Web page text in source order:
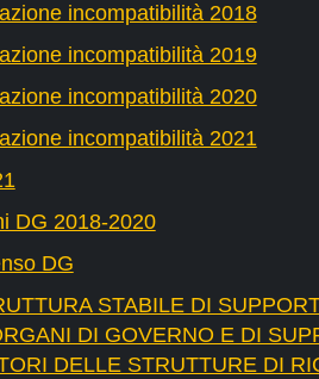
incompatibilità 2018
incompatibilità 2019
incompatibilità 2020
incompatibilità 2021
DG 2018-2020
DG
STABILE DI
DI GOVERNO E DI
DELLE STRUTTURE DI